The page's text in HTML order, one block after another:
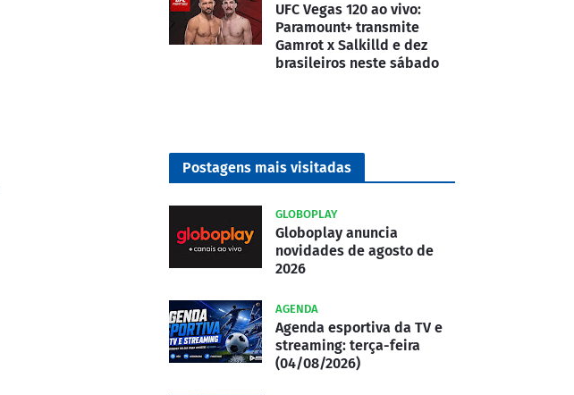
UFC Vegas 120 ao vivo:
Paramount+ transmite
Gamrot x Salkilld e dez
brasileiros neste sábado
Postagens mais visitadas
GLOBOPLAY
Globoplay anuncia
novidades de agosto de
2026
AGENDA
Agenda esportiva da TV e
streaming: terça-feira
(04/08/2026)